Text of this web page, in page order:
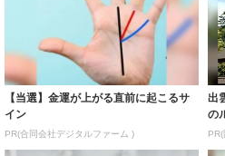
【当選】金運が上がる直前に起こるサ
イン
PR(合同会社デジタルファーム )
出
の